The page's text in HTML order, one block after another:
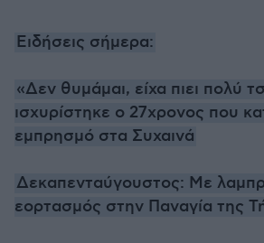
Ειδήσεις σήμερα:
«Δεν θυμάμαι, είχα πιει πολύ
ισχυρίστηκε ο 27χρονος που
εμπρησμό στα Συχαινά
Δεκαπενταύγουστος: Με
εορτασμός στην Παναγία της